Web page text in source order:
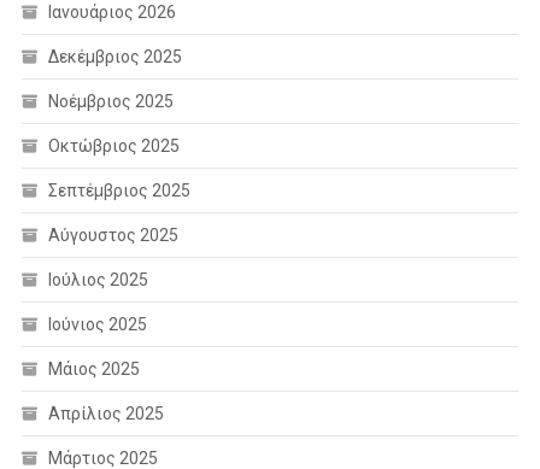
Ιανουάριος 2026
Δεκέμβριος 2025
Νοέμβριος 2025
Οκτώβριος 2025
Σεπτέμβριος 2025
Αύγουστος 2025
Ιούλιος 2025
Ιούνιος 2025
Μάιος 2025
Απρίλιος 2025
Μάρτιος 2025